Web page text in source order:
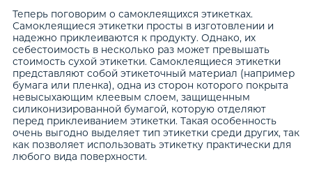
Теперь поговорим о самоклеящихся этикетках.
Самоклеящиеся этикетки просты в изготовлении и
надежно приклеиваются к продукту. Однако, их
себестоимость в несколько раз может превышать
стоимость сухой этикетки. Самоклеящиеся этикетки
представляют собой этикеточный материал (например
бумага или пленка), одна из сторон которого покрыта
невысыхающим клеевым слоем, защищенным
силиконизированной бумагой, которую отделяют
перед приклеиванием этикетки. Такая особенность
очень выгодно выделяет тип этикетки среди других, так
как позволяет использовать этикетку практически для
любого вида поверхности.